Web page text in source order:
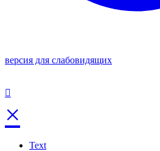
версия для слабовидящих
×
Text